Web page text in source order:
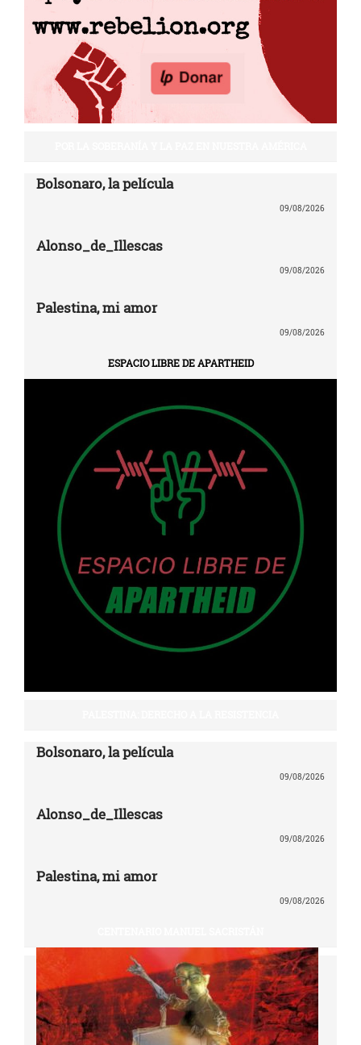
Bolsonaro, la película
09/08/2026
Alonso_de_Illescas
09/08/2026
Palestina, mi amor
09/08/2026
ESPACIO LIBRE DE APARTHEID
Bolsonaro, la película
09/08/2026
Alonso_de_Illescas
09/08/2026
Palestina, mi amor
09/08/2026